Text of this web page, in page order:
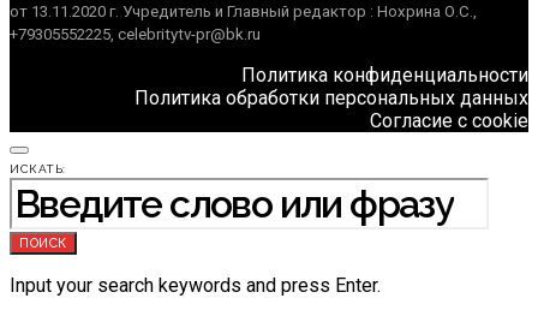
от 13.11.2020 г. Учредитель и Главный редактор : Нохрина О.С.,
+79305552225, celebritytv-pr@bk.ru
Политика конфиденциальности
Политика обработки персональных данных
Согласие с cookie
ИСКАТЬ:
ПОИСК
Input your search keywords and press Enter.